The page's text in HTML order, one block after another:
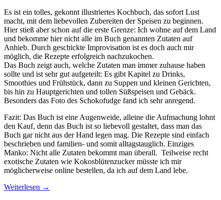
Es ist ein tolles, gekonnt illustriertes Kochbuch, das sofort Lust
macht, mit dem liebevollen Zubereiten der Speisen zu beginnen.
Hier stieß aber schon auf die erste Grenze: Ich wohne auf dem Land
und bekomme hier nicht alle im Buch genannten Zutaten auf
Anhieb. Durch geschickte Improvisation ist es doch auch mir
möglich, die Rezepte erfolgreich nachzukochen.
Das Buch zeigt auch, welche Zutaten man immer zuhause haben
sollte und ist sehr gut aufgeteilt: Es gibt Kapitel zu Drinks,
Smoothies und Frühstück, dann zu Suppen und kleinen Gerichten,
bis hin zu Hauptgerichten und tollen Süßspeisen und Gebäck.
Besonders das Foto des Schokofudge fand ich sehr anregend.
Fazit: Das Buch ist eine Augenweide, alleine die Aufmachung lohnt
den Kauf, denn das Buch ist so liebevoll gestaltet, dass man das
Buch gar nicht aus der Hand legen mag. Die Rezepte sind einfach
beschrieben und familien- und somit alltagstauglich. Einziges
Manko: Nicht alle Zutaten bekommt man überall. Teilweise recht
exotische Zutaten wie Kokosblütenzucker müsste ich mir
möglicherweise online bestellen, da ich auf dem Land lebe.
Weiterlesen →